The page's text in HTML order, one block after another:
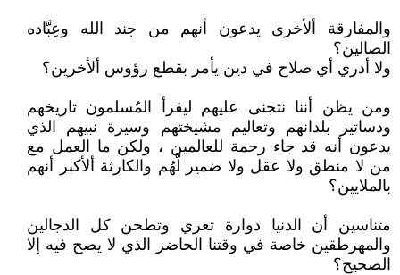
والمفارقة ألأخرى يدعون أنهم من جند الله وعِبَّاده
الصالين؟
ولا أدري أي صلاح في دين يأمر بقطع رؤوس ألأخرين؟
ومن يظن أننا نتجنى عليهم ليقرأ المُسلمون تاريخهم
ودساتير بلدانهم وتعاليم مشيختهم وسيرة نبيهم الذي
يدعون أنه قد جاء رحمة للعالمين ، ولكن ما العمل مع
من لا منطق ولا عقل ولا ضمير لَّهُم والكارثة ألأكبر أنهم
بالملايين؟
متناسين أن الدنيا دوارة تعري وتطحن كل الدجالين
والمهرطقين خاصة في وقتنا الحاضر الذي لا يصح فيه إلا
الصحيح؟